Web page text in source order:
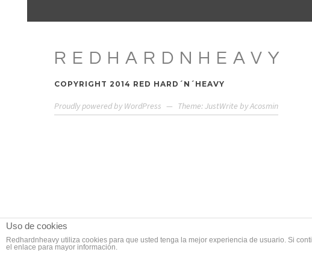
REDHARDNHEAVY
COPYRIGHT 2014 RED HARD´N´HEAVY
Proudly powered by WordPress — Theme: JustWrite byAcosmin
Uso de cookies
Redhardnheavy utiliza cookies para que usted tenga la mejor experiencia de usuario. Si
el enlace para mayor información.